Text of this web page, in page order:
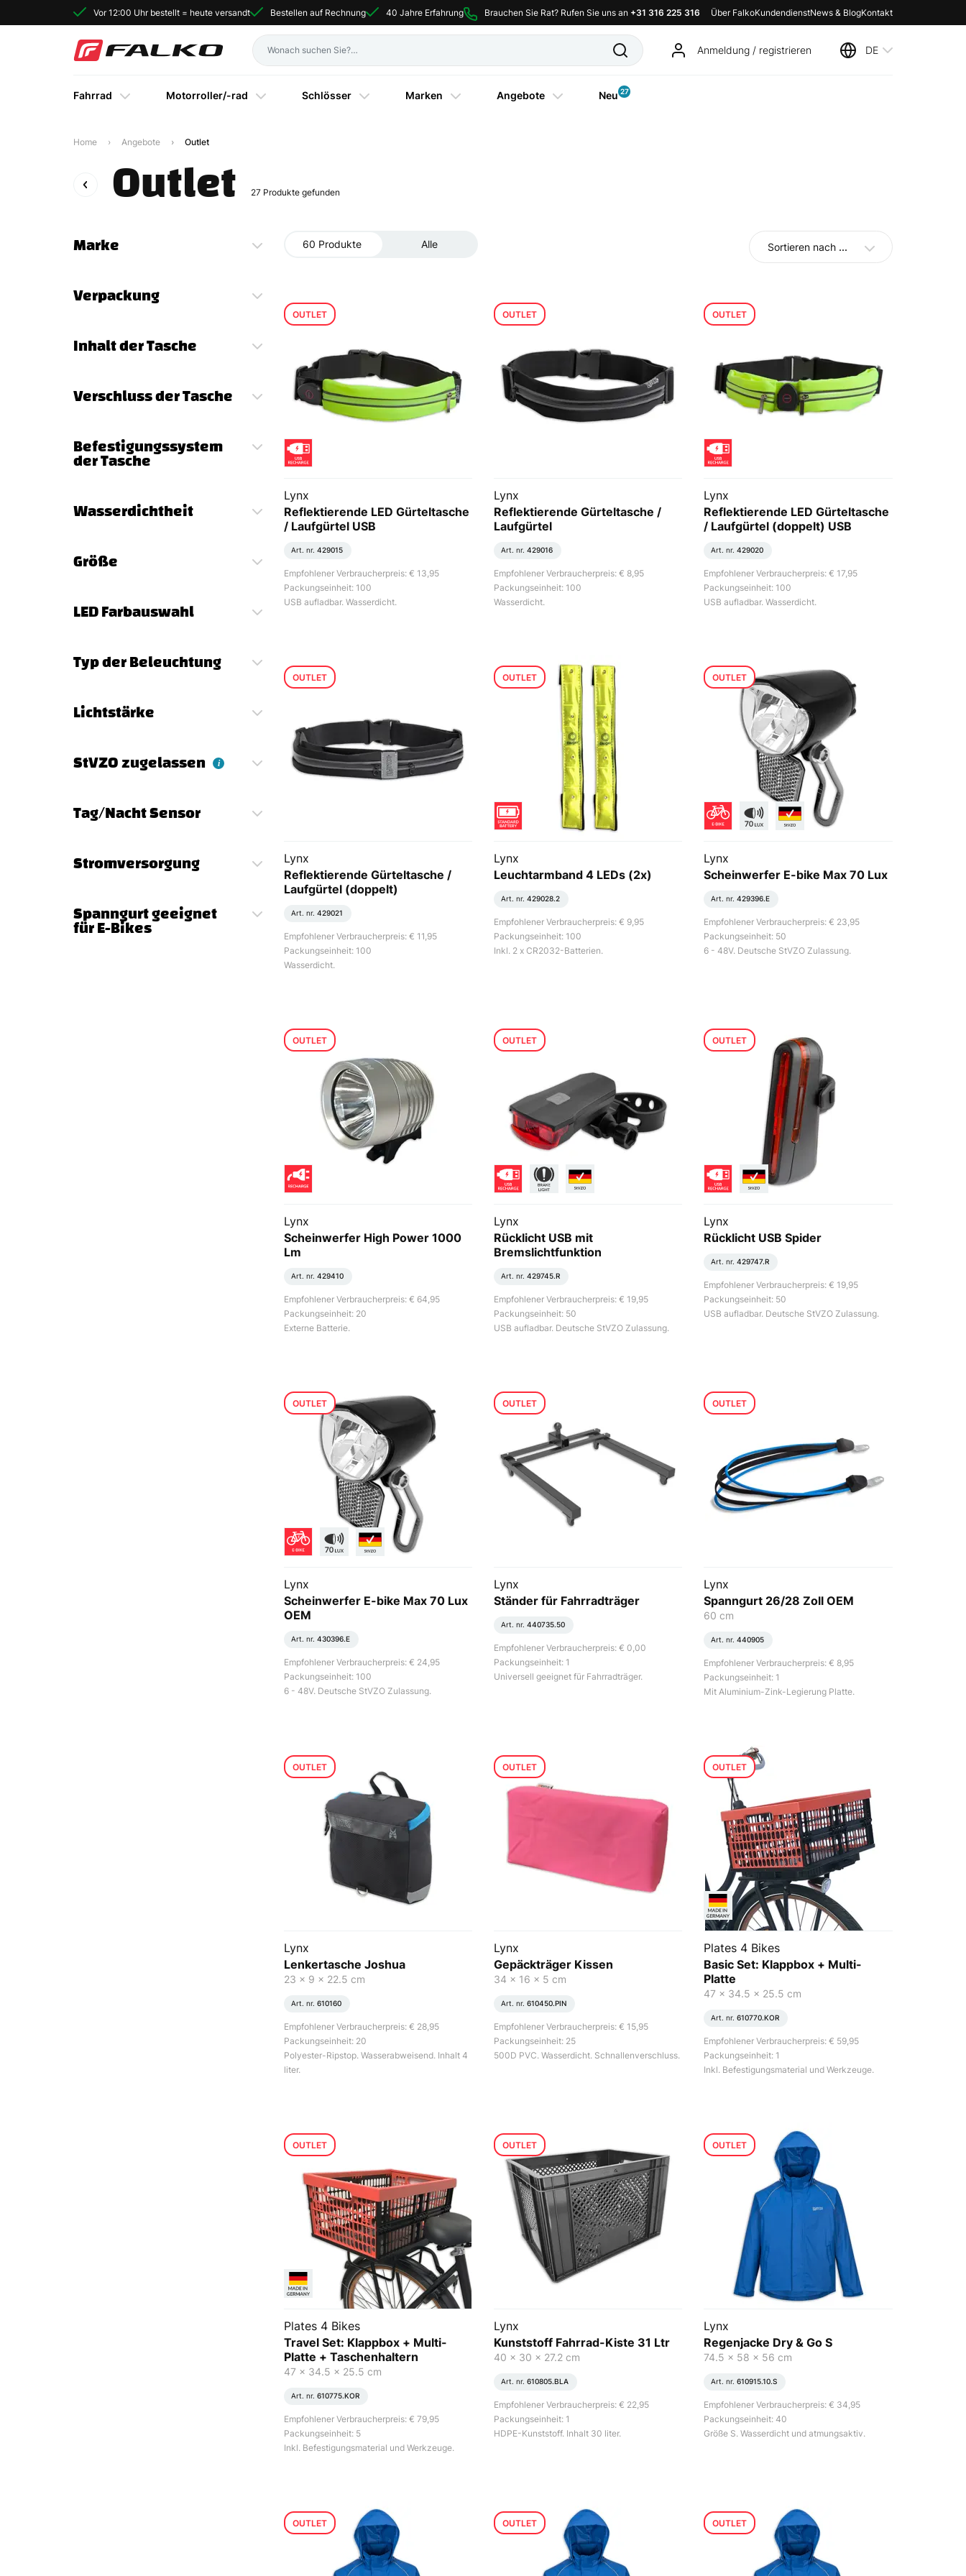
Vor 12:00 Uhr bestellt = heute versandt Bestellen auf Rechnung 40 Jahre Erfahrung Brauchen Sie Rat? Rufen Sie uns an +31 316 225 316 Über FalkoKundendienstNews & BlogKontakt
Anmeldung / registrieren DE
Fahrrad Motorroller/-rad Schlösser Marken Angebote Neu 27
Home Angebote Outlet
Outlet 27 Produkte gefunden
Marke
Verpackung
Inhalt der Tasche
Verschluss der Tasche
Befestigungssystem
der Tasche
Wasserdichtheit
Größe
LED Farbauswahl
Typ der Beleuchtung
Lichtstärke
StVZO zugelassen
i
Tag/Nacht Sensor
Stromversorgung
Spanngurt geeignet
für E-Bikes
60 Produkte Alle Sortieren nach ...
OUTLET
Lynx
Reflektierende LED Gürteltasche
/ Laufgürtel USB
Art. nr. 429015
Empfohlener Verbraucherpreis: € 13,95
Packungseinheit: 100
USB aufladbar. Wasserdicht.
OUTLET
Lynx
Reflektierende Gürteltasche /
Laufgürtel
Art. nr. 429016
Empfohlener Verbraucherpreis: € 8,95
Packungseinheit: 100
Wasserdicht.
OUTLET
Lynx
Reflektierende LED Gürteltasche
/ Laufgürtel (doppelt) USB
Art. nr.429020
Empfohlener Verbraucherpreis: € 17,95
Packungseinheit: 100
USB aufladbar. Wasserdicht.
OUTLET
Lynx
Reflektierende Gürteltasche /
Laufgürtel (doppelt)
Art. nr. 429021
Empfohlener Verbraucherpreis: € 11,95
Packungseinheit: 100
Wasserdicht.
OUTLET
Lynx
Leuchtarmband 4 LEDs (2x)
Art. nr. 429028.2
Empfohlener Verbraucherpreis: € 9,95
Packungseinheit: 100
Inkl. 2 x CR2032-Batterien.
OUTLET
Lynx
Scheinwerfer E-bike Max 70 Lux
Art. nr.429396.E
Empfohlener Verbraucherpreis: € 23,95
Packungseinheit: 50
6 - 48V. Deutsche StVZO Zulassung.
OUTLET
Lynx
Scheinwerfer High Power 1000
Lm
Art. nr. 429410
Empfohlener Verbraucherpreis: € 64,95
Packungseinheit: 20
Externe Batterie.
OUTLET
Lynx
Rücklicht USB mit
Bremslichtfunktion
Art. nr. 429745.R
Empfohlener Verbraucherpreis: € 19,95
Packungseinheit: 50
USB aufladbar. Deutsche StVZO Zulassung.
OUTLET
Lynx
Rücklicht USB Spider
Art. nr.429747.R
Empfohlener Verbraucherpreis: € 19,95
Packungseinheit: 50
USB aufladbar. Deutsche StVZO Zulassung.
OUTLET
Lynx
Scheinwerfer E-bike Max 70 Lux
OEM
Art. nr. 430396.E
Empfohlener Verbraucherpreis: € 24,95
Packungseinheit: 100
6 - 48V. Deutsche StVZO Zulassung.
OUTLET
Lynx
Ständer für Fahrradträger
Art. nr. 440735.50
Empfohlener Verbraucherpreis: € 0,00
Packungseinheit: 1
Universell geeignet für Fahrradträger.
OUTLET
Lynx
Spanngurt 26/28 Zoll OEM
60 cm
Art. nr.440905
Empfohlener Verbraucherpreis: € 8,95
Packungseinheit: 1
Mit Aluminium-Zink-Legierung Platte.
OUTLET
Lynx
Lenkertasche Joshua
23 x 9 x 22.5 cm
Art. nr. 610160
Empfohlener Verbraucherpreis: € 28,95
Packungseinheit: 20
Polyester-Ripstop. Wasserabweisend. Inhalt 4
liter.
OUTLET
Lynx
Gepäckträger Kissen
34 x 16 x 5 cm
Art. nr. 610450.PIN
Empfohlener Verbraucherpreis: € 15,95
Packungseinheit: 25
500D PVC. Wasserdicht. Schnallenverschluss.
OUTLET
Plates 4 Bikes
Basic Set: Klappbox + Multi-
Platte
47 x 34.5 x 25.5 cm
Art. nr.610770.KOR
Empfohlener Verbraucherpreis: € 59,95
Packungseinheit: 1
Inkl. Befestigungsmaterial und Werkzeuge.
OUTLET
Plates 4 Bikes
Travel Set: Klappbox + Multi-
Platte + Taschenhaltern
47 x 34.5 x 25.5 cm
Art. nr. 610775.KOR
Empfohlener Verbraucherpreis: € 79,95
Packungseinheit: 5
Inkl. Befestigungsmaterial und Werkzeuge.
OUTLET
Lynx
Kunststoff Fahrrad-Kiste 31 Ltr
40 x 30 x 27.2 cm
Art. nr. 610805.BLA
Empfohlener Verbraucherpreis: € 22,95
Packungseinheit: 1
HDPE-Kunststoff. Inhalt 30 liter.
OUTLET
Lynx
Regenjacke Dry & Go S
74.5 x 58 x 56 cm
Art. nr.610915.10.S
Empfohlener Verbraucherpreis: € 34,95
Packungseinheit: 40
Größe S. Wasserdicht und atmungsaktiv.
OUTLET OUTLET OUTLET